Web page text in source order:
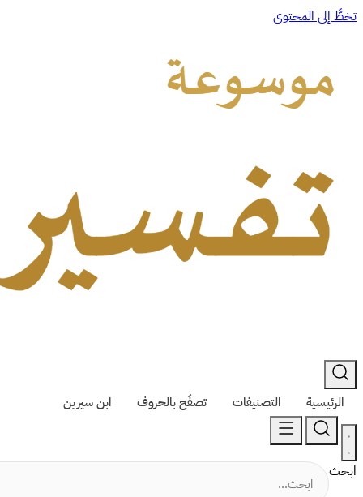
تخطَّ إلى المحتوى
الرئيسية التصنيفات تصفّح بالحروف ابن سيرين
ابحث